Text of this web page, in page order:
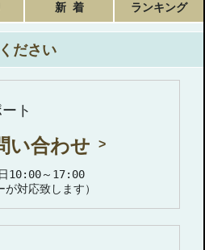
新 着 ランキング
ださい
ト
い合わせ
10:00～17:00
が対応致します）